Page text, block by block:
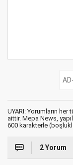
UYARI: Yorumların
aittir. Mepa News,
600 karakterle
2 Yorum